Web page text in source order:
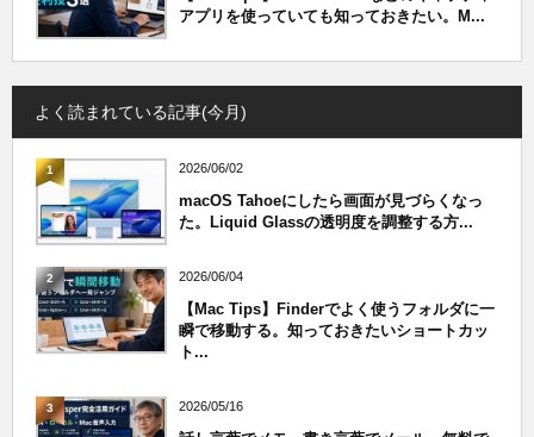
アプリを使っていても知っておきたい。M...
よく読まれている記事(今月)
1 2026/06/02
macOS Tahoeにしたら画面が見づらくなっ
た。Liquid Glassの透明度を調整する方...
2 2026/06/04
【Mac Tips】Finderでよく使うフォルダに一
瞬で移動する。知っておきたいショートカッ
ト...
3 2026/05/16